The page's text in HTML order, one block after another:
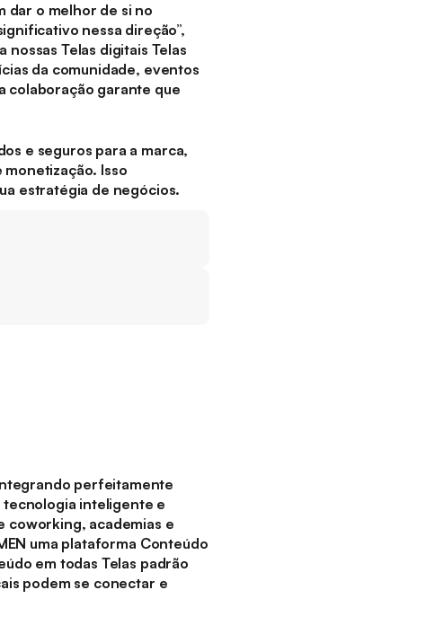
dar o melhor de si no
nessa direção”,
Telas digitais Telas
da comunidade, eventos
colaboração garante que
e seguros para a marca,
Isso
estratégia de negócios.
perfeitamente
tecnologia inteligente e
coworking, academias e
uma plataforma Conteúdo
em todas Telas padrão
podem se conectar e